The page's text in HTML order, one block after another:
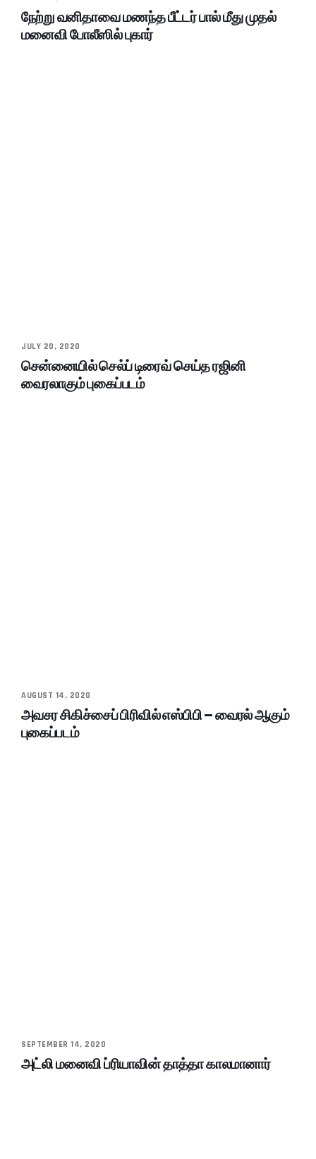
நேற்று வனிதாவை மணந்த பீட்டர் பால் மீது முதல்
மனைவி போலீஸில் புகார்
JULY 20, 2020
சென்னையில் செல்ப் டிரைவ் செய்த ரஜினி
வைரலாகும் புகைப்படம்
AUGUST 14, 2020
அவசர சிகிச்சைப் பிரிவில் எஸ்பிபி – வைரல் ஆகும்
புகைப்படம்
SEPTEMBER 14, 2020
அட்லி மனைவி ப்ரியாவின் தாத்தா காலமானார்